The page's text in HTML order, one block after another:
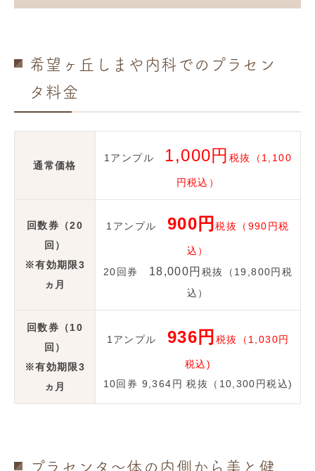
希望ヶ丘しまや内科でのプラセン
タ料金
通常価格
1アンプル 1,000円 税抜（1,100
円税込）
回数券（20
回）
※有効期限3
ヵ月
1アンプル 900円税抜（990円税
込）
20回券 18,000円 税抜（19,800円税
込）
回数券（10
回）
※有効期限3
ヵ月
1アンプル936円 税抜（1,030円
税込)
10回券 9,364円 税抜（10,300円税込)
プラセンタ～体の内側から美と健